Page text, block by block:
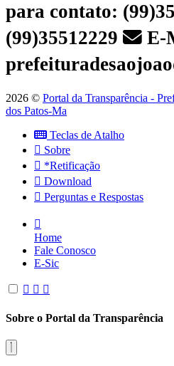
para contato:
(99)35512229
E-
2026 © Portal da Transparência -
dos Patos-Ma
Teclas de Atalho
Sobre
*Retificação
Download
Perguntas e Respostas
Home
Fale Conosco
E-Sic
Sobre o Portal da Transparência